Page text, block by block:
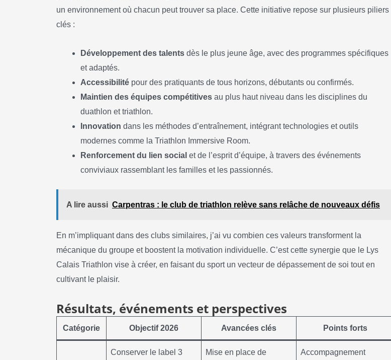
un environnement où chacun peut trouver sa place. Cette initiative repose sur plusieurs piliers
clés :
Développement des talents dès le plus jeune âge, avec des programmes spécifiques
et adaptés.
Accessibilité pour des pratiquants de tous horizons, débutants ou confirmés.
Maintien des équipes compétitives au plus haut niveau dans les disciplines du
duathlon et triathlon.
Innovation dans les méthodes d’entraînement, intégrant technologies et outils
modernes comme la Triathlon Immersive Room.
Renforcement du lien social et de l’esprit d’équipe, à travers des événements
conviviaux rassemblant les familles et les passionnés.
A lire aussi Carpentras : le club de triathlon relève sans relâche de nouveaux défis
En m’impliquant dans des clubs similaires, j’ai vu combien ces valeurs transforment la
mécanique du groupe et boostent la motivation individuelle. C’est cette synergie que le Lys
Calais Triathlon vise à créer, en faisant du sport un vecteur de dépassement de soi tout en
cultivant le plaisir.
Résultats, événements et perspectives
Catégorie Objectif 2026 Avancées clés Points forts
Conserver le label 3 Mise en place de Accompagnement